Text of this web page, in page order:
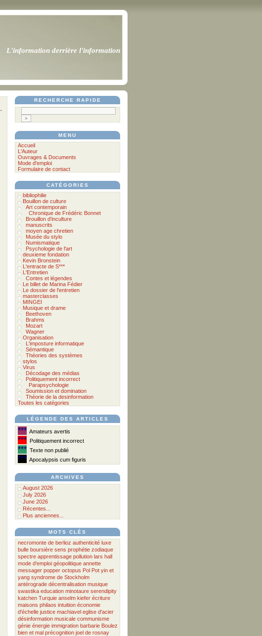
L'information derrière l'information
RECHERCHE RAPIDE
MENU
Accueil
L'Auteur
Ouvrages & Documents
Mode d'emploi
Formulaire de contact
CATÉGORIES
bibliophilie
Bouillon de culture
Art contemporain
Chronique de Frédéric Bonnet
Brouillon d'inculture
manuscrits
moyen age chretien
Musée du stylo
Numismatique
Psychologie de l'art
deuxieme fondation
Kevin Bronstein
L'entracte de S***
L'Entretien
Contes et légendes
Le billet de Marina Fédier
Le dossier de l'entretien
masterclasses
MINGEI
Musique et drame
Beethoven
Brahms
Mozart
Wagner
Organisation
L'imposture informatique
Sémantique
Théories des systèmes
stylos
Virus
Décodage des médias
Politiquement incorrect
Parapsychologie
Soumission et domination
Théorie de la desinformation
Toutes les catégories
LÉGENDE DES ARTICLES
*** Amateurs avertis
*** Politiquement incorrect
*** Texte non publié
*** Apocalypsis cum figuris
ARCHIVES
August 2026
July 2026
June 2026
Récentes...
Plus anciennes...
MOTS CLÉS
necromonte de berlioz authenticité luxe
bulle boursière sens prophétie zodiaque
spectre apprentissage pollution lars hall
mode d'emploi géopolitique annette
messager popper octopus Pol Pot yin et
yang syndrome de Stockholm
antérograde décentralisation musique
swastika education minotaure serendipity
katchen Turquie anselm kiefer écriture
maisons philaos intuition économie
d'échelle justice machiavel eglise d'acier
désinformation musicale communisme
génie énergie immigration barbarie Boulez
bien et mal précognition joel de rosnay